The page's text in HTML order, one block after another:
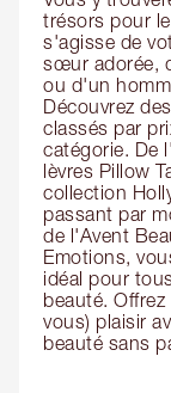
trésors pour
s'agisse de
sœur adorée,
ou d'un
Découvrez
classés par
catégorie. De
lèvres Pillow
collection
passant par
de l'Avent
Emotions,
idéal pour
beauté.
vous) plaisir
beauté sans